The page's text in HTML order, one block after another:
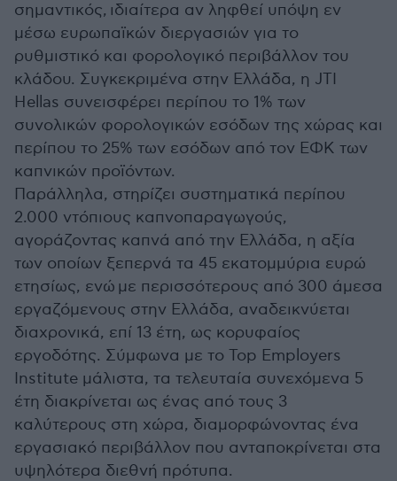
σημαντικός, ιδιαίτερα αν ληφθεί υπόψη εν
μέσω ευρωπαϊκών διεργασιών για το
ρυθμιστικό και φορολογικό περιβάλλον του
κλάδου. Συγκεκριμένα στην Ελλάδα, η JTI
Hellas συνεισφέρει περίπου το 1% των
συνολικών φορολογικών εσόδων της χώρας και
περίπου το 25% των εσόδων από τον ΕΦΚ των
καπνικών προϊόντων.
Παράλληλα, στηρίζει συστηματικά περίπου
2.000 ντόπιους καπνοπαραγωγούς,
αγοράζοντας καπνά από την Ελλάδα, η αξία
των οποίων ξεπερνά τα 45 εκατομμύρια ευρώ
ετησίως, ενώ με περισσότερους από 300 άμεσα
εργαζόμενους στην Ελλάδα, αναδεικνύεται
διαχρονικά, επί 13 έτη, ως κορυφαίος
εργοδότης. Σύμφωνα με το Top Employers
Institute μάλιστα, τα τελευταία συνεχόμενα 5
έτη διακρίνεται ως ένας από τους 3
καλύτερους στη χώρα, διαμορφώνοντας ένα
εργασιακό περιβάλλον που ανταποκρίνεται στα
υψηλότερα διεθνή πρότυπα.